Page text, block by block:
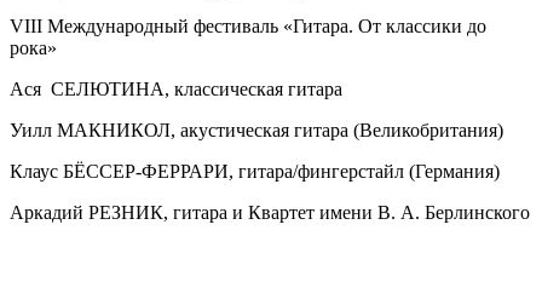
VIII Международный фестиваль «Гитара. От классики до
рока»
Ася СЕЛЮТИНА, классическая гитара
Уилл МАКНИКОЛ, акустическая гитара (Великобритания)
Клаус БЁССЕР-ФЕРРАРИ, гитара/фингерстайл (Германия)
Аркадий РЕЗНИК, гитара и Квартет имени В. А. Берлинского